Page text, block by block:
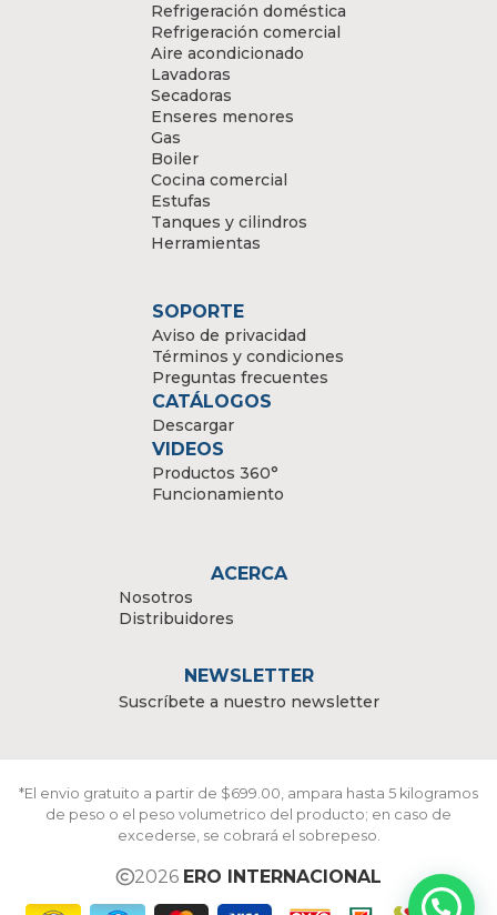
Refrigeración doméstica
Refrigeración comercial
Aire acondicionado
Lavadoras
Secadoras
Enseres menores
Gas
Boiler
Cocina comercial
Estufas
Tanques y cilindros
Herramientas
SOPORTE
Aviso de privacidad
Términos y condiciones
Preguntas frecuentes
CATÁLOGOS
Descargar
VIDEOS
Productos 360°
Funcionamiento
ACERCA
Nosotros
Distribuidores
NEWSLETTER
Suscríbete a nuestro newsletter
*El envio gratuito a partir de $699.00, ampara hasta 5 kilogramos
de peso o el peso volumetrico del producto; en caso de
excederse, se cobrará el sobrepeso.
2026 ERO INTERNACIONAL